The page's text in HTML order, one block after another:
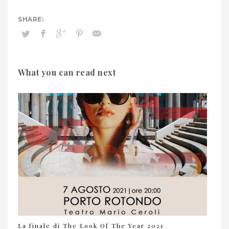
What you can read next
La finale di The Look Of The Year 2021